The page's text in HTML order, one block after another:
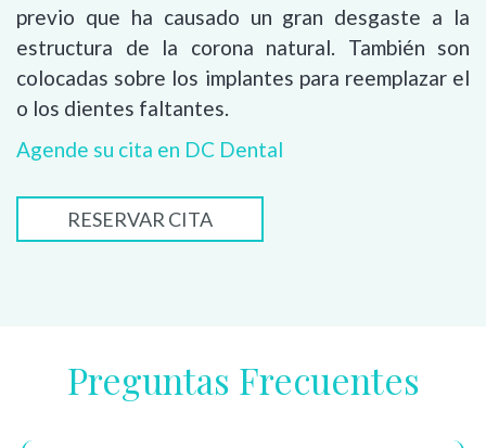
previo que ha causado un gran desgaste a la
estructura de la corona natural. También son
colocadas sobre los implantes para reemplazar el
o los dientes faltantes.
Agende su cita en DC Dental
RESERVAR CITA
Preguntas Frecuentes